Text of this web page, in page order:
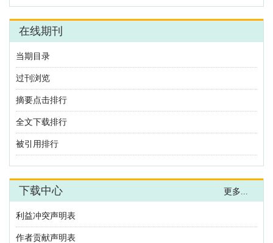
在线期刊
当期目录
过刊浏览
摘要点击排行
全文下载排行
被引用排行
下载中心 更多...
利益冲突声明表
作者贡献声明表